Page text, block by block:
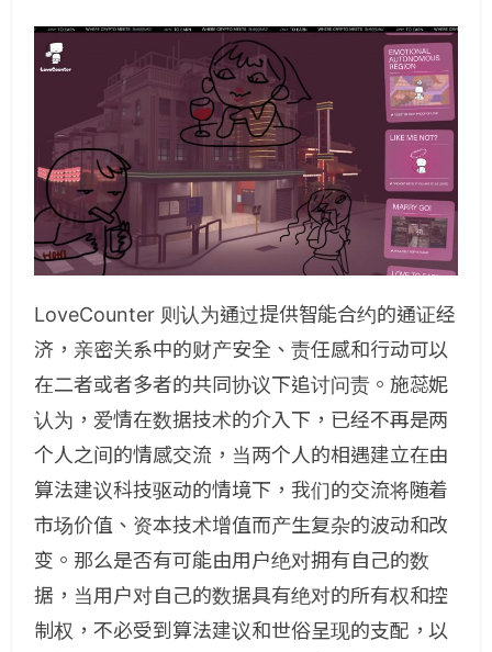
LoveCounter 则认为通过提供智能合约的通证经
济，亲密关系中的财产安全、责任感和行动可以
在二者或者多者的共同协议下追讨问责。施蕊妮
认为，爱情在数据技术的介入下，已经不再是两
个人之间的情感交流，当两个人的相遇建立在由
算法建议科技驱动的情境下，我们的交流将随着
市场价值、资本技术增值而产生复杂的波动和改
变。那么是否有可能由用户绝对拥有自己的数
据，当用户对自己的数据具有绝对的所有权和控
制权，不必受到算法建议和世俗呈现的支配，以